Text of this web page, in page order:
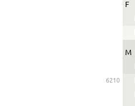
F
M
6210